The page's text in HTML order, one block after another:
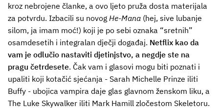
kroz nebrojene članke, a ovo ljeto pruža dosta materijala
za potvrdu. Izbacili su novog He-Mana (hej, sive lubanje
silom, ja imam moć!) koji je po sebi oznaka “sretnih”
osamdesetih i integralan dječji događaj. Netflix kao da
vam je odlučio nastaviti djetinjstvo, a negdje ste na
pragu četrdesete. Čak vam i glasovi mogu biti poznati i
upaliti koji kotačić sjećanja - Sarah Michelle Prinze iliti
Buffy - ubojica vampira daje glas glavnom ženskom liku, a
The Luke Skywalker iliti Mark Hamill zločestom Skeletoru.